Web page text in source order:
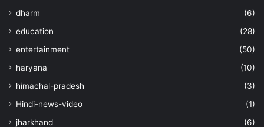
dharm
(6)
education
(28)
entertainment
(50)
haryana
(10)
himachal-pradesh
(3)
Hindi-news-video
(1)
jharkhand
(6)